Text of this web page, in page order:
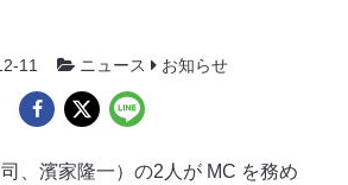
11 ニュース お知らせ
、濱家隆一）の2人が MC を務め